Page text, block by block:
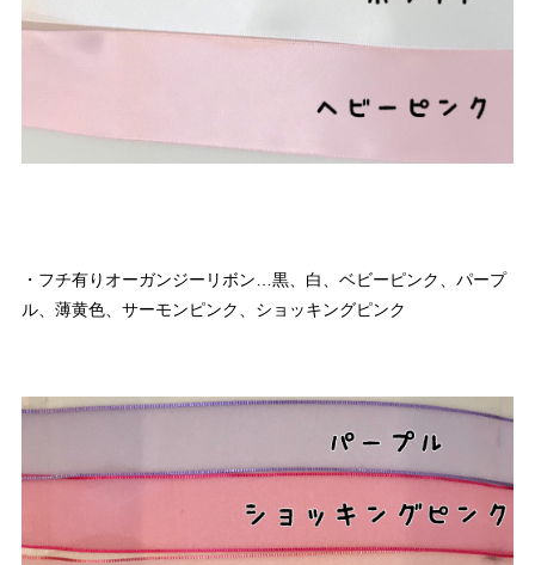
・フチ有りオーガンジーリボン…黒、白、ベビーピンク、パープ
ル、薄黄色、サーモンピンク、ショッキングピンク